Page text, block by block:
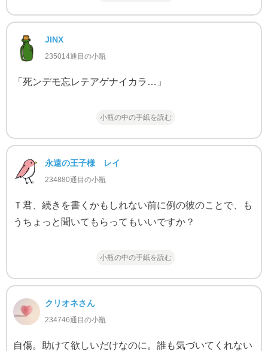
JINX
235014通目の小瓶
「死ンデモ忘レテアゲナイカラ…」
小瓶の中の手紙を読む
永遠の王子様 レイ
234880通目の小瓶
Ｔ君、続きを書くかもしれない前に例の彼のことで、も
うちょっと聞いてもらってもいいですか？
小瓶の中の手紙を読む
クリオネさん
234746通目の小瓶
自傷。助けて欲しいだけなのに。誰も気づいてくれない